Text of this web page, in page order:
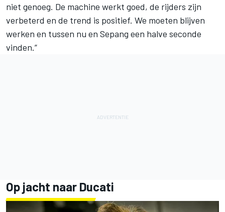
niet genoeg. De machine werkt goed, de rijders zijn
verbeterd en de trend is positief. We moeten blijven
werken en tussen nu en Sepang een halve seconde
vinden.”
Op jacht naar Ducati